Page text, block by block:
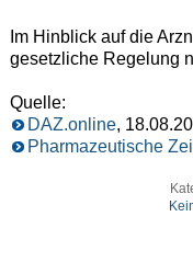
Im Hinblick auf die
gesetzliche Regelung
Quelle:
DAZ.online,
Pharmazeutische